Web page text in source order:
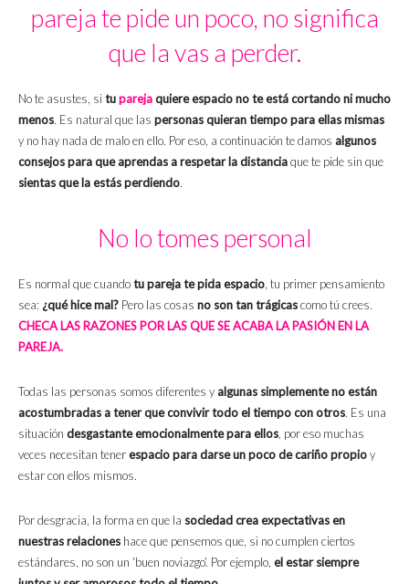
pareja te pide un poco, no significa
que la vas a perder.
No te asustes, si tuparejaquiere espaciono te está cortando ni mucho
menos. Es natural que las personas quieran tiempo para ellas mismas
y no hay nada de malo en ello. Por eso, a continuación te damos algunos
consejos para que aprendas a respetar la distanciaque te pide sin que
sientas que la estás perdiendo.
No lo tomes personal
Es normal que cuandotu pareja te pida espacio , tu primer pensamiento
sea: ¿qué hice mal? Pero las cosas no son tan trágicascomo tú crees.
CHECA LAS RAZONES POR LAS QUE SE ACABA LA PASIÓN EN LA
PAREJA.
Todas las personas somos diferentes y algunas simplemente no están
acostumbradas a tener que convivir todo el tiempo con otros. Es una
situación desgastante emocionalmente para ellos , por eso muchas
veces necesitan tenerespacio para darse un poco de cariño propioy
estar con ellos mismos.
Por desgracia, la forma en que la sociedad crea expectativas en
nuestras relaciones hace que pensemos que, si no cumplen ciertos
estándares, no son un ‘buen noviazgo’. Por ejemplo, el estar siempre